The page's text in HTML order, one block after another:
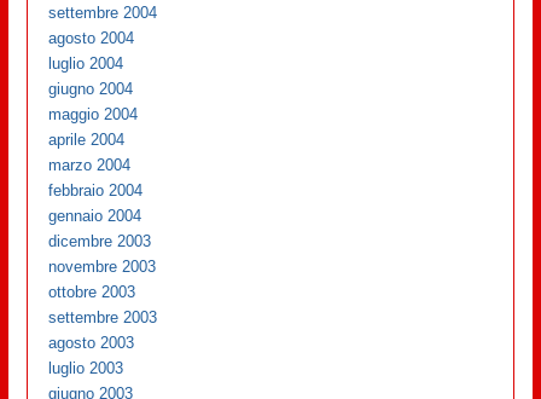
settembre 2004
agosto 2004
luglio 2004
giugno 2004
maggio 2004
aprile 2004
marzo 2004
febbraio 2004
gennaio 2004
dicembre 2003
novembre 2003
ottobre 2003
settembre 2003
agosto 2003
luglio 2003
giugno 2003